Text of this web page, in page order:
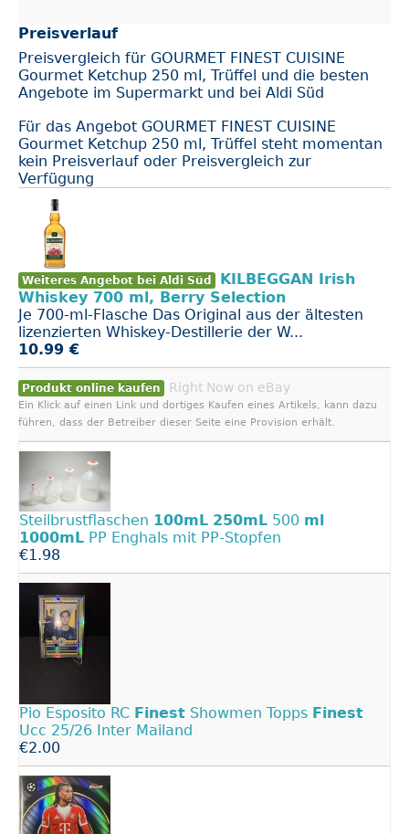
Preisverlauf
Preisvergleich für GOURMET FINEST CUISINE
Gourmet Ketchup 250 ml, Trüffel und die besten
Angebote im Supermarkt und bei Aldi Süd
Für das Angebot GOURMET FINEST CUISINE
Gourmet Ketchup 250 ml, Trüffel steht momentan
kein Preisverlauf oder Preisvergleich zur
Verfügung
Weiteres Angebot bei Aldi Süd
KILBEGGAN Irish
Whiskey 700 ml, Berry Selection
Je 700-ml-Flasche Das Original aus der ältesten
lizenzierten Whiskey-Destillerie der W...
10.99 €
Produkt online kaufen Right Now on eBay
Ein Klick auf einen Link und dortiges Kaufen eines Artikels, kann dazu
führen, dass der Betreiber dieser Seite eine Provision erhält.
Steilbrustflaschen 100mL 250mL 500 ml
1000mL PP Enghals mit PP-Stopfen
€1.98
Pio Esposito RC Finest Showmen Topps Finest
Ucc 25/26 Inter Mailand
€2.00